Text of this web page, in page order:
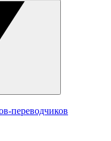
переводчиков